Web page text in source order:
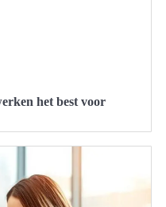
het best voor